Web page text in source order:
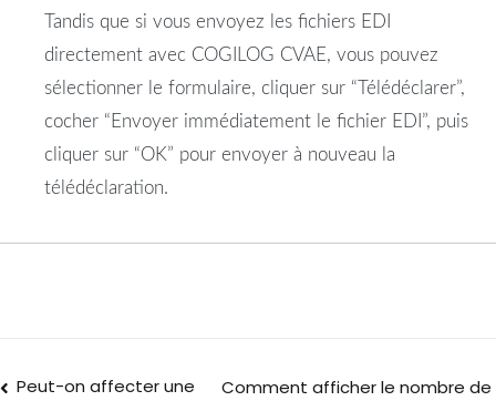
Tandis que si vous envoyez les fichiers EDI
directement avec COGILOG CVAE, vous pouvez
sélectionner le formulaire, cliquer sur “Télédéclarer”,
cocher “Envoyer immédiatement le fichier EDI”, puis
cliquer sur “OK” pour envoyer à nouveau la
télédéclaration.
Peut-on affecter une
Comment afficher le nombre de